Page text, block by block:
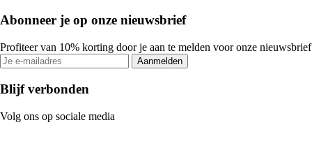
Abonneer je op onze nieuwsbrief
Profiteer van 10% korting door je aan te melden voor onze nieuwsbrief
Aanmelden
Blijf verbonden
Volg ons op sociale media